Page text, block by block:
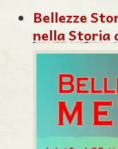
Bellezze
nella Storia